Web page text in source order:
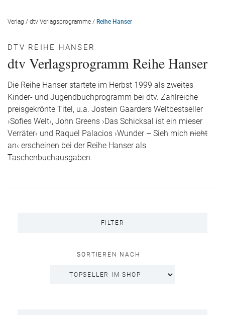
Verlag / dtv Verlagsprogramme / Reihe Hanser
DTV REIHE HANSER
dtv Verlagsprogramm Reihe Hanser
Die Reihe Hanser startete im Herbst 1999 als zweites
Kinder- und Jugendbuchprogramm bei dtv. Zahlreiche
preisgekrönte Titel, u.a. Jostein Gaarders Weltbestseller
›Sofies Welt‹, John Greens ›Das Schicksal ist ein mieser
Verräter‹ und Raquel Palacios ›Wunder – Sieh mich nicht
an‹ erscheinen bei der Reihe Hanser als
Taschenbuchausgaben.
FILTER
SORTIEREN NACH